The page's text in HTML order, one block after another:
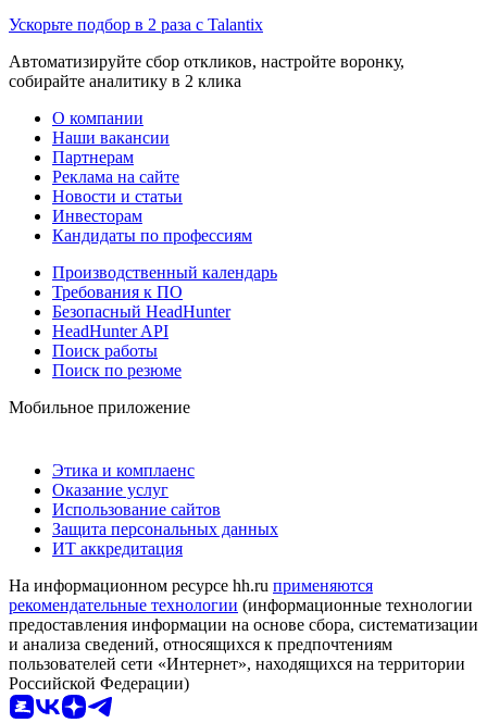
Ускорьте подбор в 2 раза с Talantix
Автоматизируйте сбор откликов, настройте воронку,
собирайте аналитику в 2 клика
О компании
Наши вакансии
Партнерам
Реклама на сайте
Новости и статьи
Инвесторам
Кандидаты по профессиям
Производственный календарь
Требования к ПО
Безопасный HeadHunter
HeadHunter API
Поиск работы
Поиск по резюме
Мобильное приложение
Этика и комплаенс
Оказание услуг
Использование сайтов
Защита персональных данных
ИТ аккредитация
На информационном ресурсе hh.ru применяются
рекомендательные технологии (информационные технологии
предоставления информации на основе сбора, систематизации
и анализа сведений, относящихся к предпочтениям
пользователей сети «Интернет», находящихся на территории
Российской Федерации)